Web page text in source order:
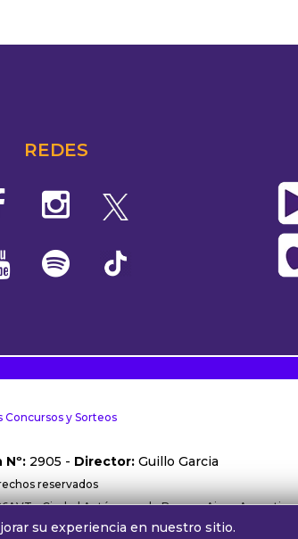
REDES
Concursos y Sorteos
Nº: 2905 - Director: Guillo Garcia
reservados
- Ciudad Autónoma de Buenos Aires, Argentina.
|Trabajá con nosotros: cv@alphamedia.com.ar
su experiencia en nuestro sitio.